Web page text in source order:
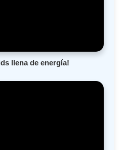
llena de energía!